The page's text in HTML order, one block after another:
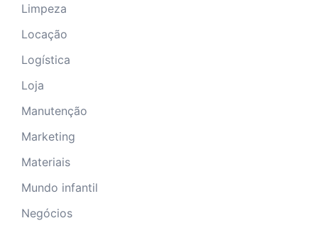
Limpeza
Locação
Logística
Loja
Manutenção
Marketing
Materiais
Mundo infantil
Negócios